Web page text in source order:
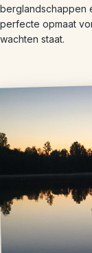
berglandschappen
perfecte opmaat
wachten staat.